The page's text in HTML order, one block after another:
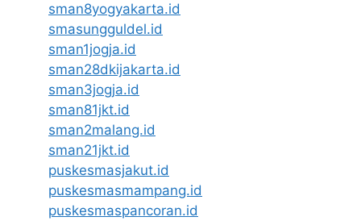
sman8yogyakarta.id
smasungguldel.id
sman1jogja.id
sman28dkijakarta.id
sman3jogja.id
sman81jkt.id
sman2malang.id
sman21jkt.id
puskesmasjakut.id
puskesmasmampang.id
puskesmaspancoran.id